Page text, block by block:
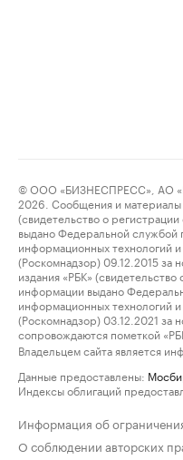
© ООО «БИЗНЕСПРЕСС», АО
2026. Сообщения и материалы
(свидетельство о
выдано Федеральной службой
информационных технологий
(Роскомнадзор) 09.12.2015
издания «РБК»
информации выдано
информационных технологий
(Роскомнадзор) 03.12.2021
сопровождаются пометкой
Владельцем сайта является
Данные предоставлены:
Индексы облигаций
Информация об
О соблюдении авторских